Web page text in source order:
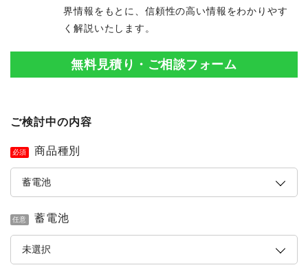
界情報をもとに、信頼性の高い情報をわかりやす
く解説いたします。
無料見積り・ご相談フォーム
ご検討中の内容
必須 商品種別
任意 蓄電池